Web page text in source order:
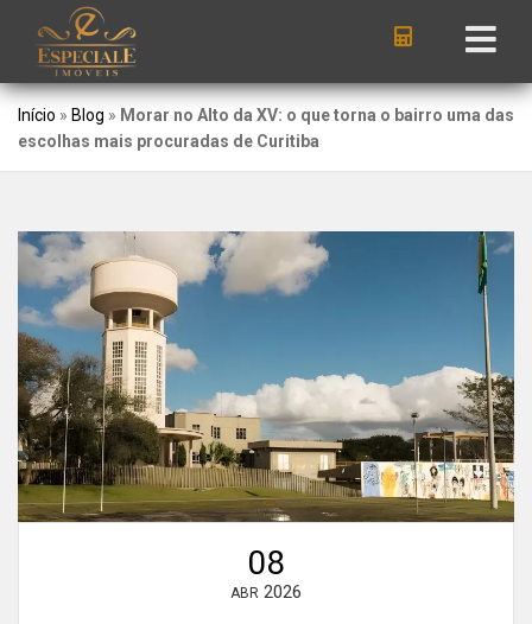
Início » Blog » Morar no Alto da XV: o que torna o bairro uma das
escolhas mais procuradas de Curitiba
08
ABR 2026